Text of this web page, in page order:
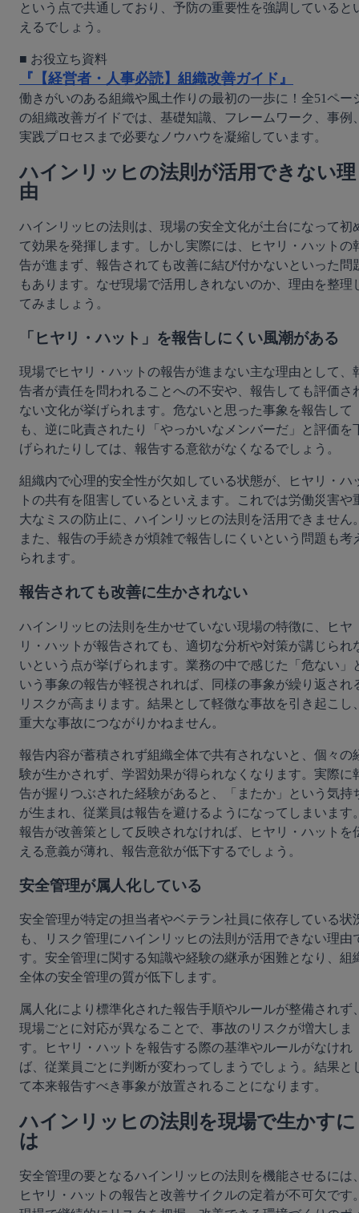
という点で共通しており、予防の重要性を強調していると
えるでしょう。
『【経営者・人事必読】組織改善ガイド』
働きがいのある組織や風土作りの最初の一歩に！全51ペー
の組織改善ガイドでは、基礎知識、フレームワーク、事例
実践プロセスまで必要なノウハウを凝縮しています。
ハインリッヒの法則が活用できない理
由
ハインリッヒの法則は、現場の安全文化が土台になって初
て効果を発揮します。しかし実際には、ヒヤリ・ハットの
告が進まず、報告されても改善に結び付かないといった問
もあります。なぜ現場で活用しきれないのか、理由を整理
てみましょう。
「ヒヤリ・ハット」を報告しにくい風潮がある
現場でヒヤリ・ハットの報告が進まない主な理由として、
告者が責任を問われることへの不安や、報告しても評価さ
ない文化が挙げられます。危ないと思った事象を報告して
も、逆に叱責されたり「やっかいなメンバーだ」と評価を
げられたりしては、報告する意欲がなくなるでしょう。
組織内で心理的安全性が欠如している状態が、ヒヤリ・ハ
トの共有を阻害しているといえます。これでは労働災害や
大なミスの防止に、ハインリッヒの法則を活用できません
また、報告の手続きが煩雑で報告しにくいという問題も考
られます。
報告されても改善に生かされない
ハインリッヒの法則を生かせていない現場の特徴に、ヒヤ
リ・ハットが報告されても、適切な分析や対策が講じられ
いという点が挙げられます。業務の中で感じた「危ない」
いう事象の報告が軽視されれば、同様の事象が繰り返され
リスクが高まります。結果として軽微な事故を引き起こし
重大な事故につながりかねません。
報告内容が蓄積されず組織全体で共有されないと、個々の
験が生かされず、学習効果が得られなくなります。実際に
告が握りつぶされた経験があると、「またか」という気持
が生まれ、従業員は報告を避けるようになってしまいます
報告が改善策として反映されなければ、ヒヤリ・ハットを
える意義が薄れ、報告意欲が低下するでしょう。
安全管理が属人化している
安全管理が特定の担当者やベテラン社員に依存している状
も、リスク管理にハインリッヒの法則が活用できない理由
す。安全管理に関する知識や経験の継承が困難となり、組
全体の安全管理の質が低下します。
属人化により標準化された報告手順やルールが整備されず
現場ごとに対応が異なることで、事故のリスクが増大しま
す。ヒヤリ・ハットを報告する際の基準やルールがなけれ
ば、従業員ごとに判断が変わってしまうでしょう。結果と
て本来報告すべき事象が放置されることになります。
ハインリッヒの法則を現場で生かすに
は
安全管理の要となるハインリッヒの法則を機能させるには
ヒヤリ・ハットの報告と改善サイクルの定着が不可欠です